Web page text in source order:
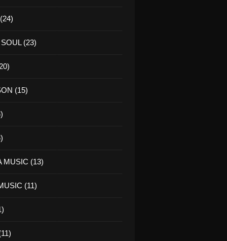
(23)
(15)
MUSIC (13)
(11)